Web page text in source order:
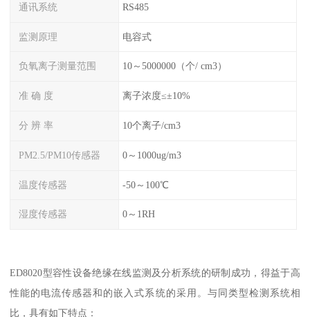
通讯系统 RS485
监测原理 电容式
负氧离子测量范围 10～5000000（个/ cm3）
准 确 度 离子浓度≤±10%
分 辨 率 10个离子/cm3
PM2.5/PM10传感器 0～1000ug/m3
温度传感器 -50～100℃
湿度传感器 0～1RH
ED8020型容性设备绝缘在线监测及分析系统的研制成功，得益于高
性能的电流传感器和的嵌入式系统的采用。与同类型检测系统相
比，具有如下特点：